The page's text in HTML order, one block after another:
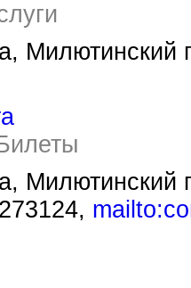
Милютинский
Милютинский